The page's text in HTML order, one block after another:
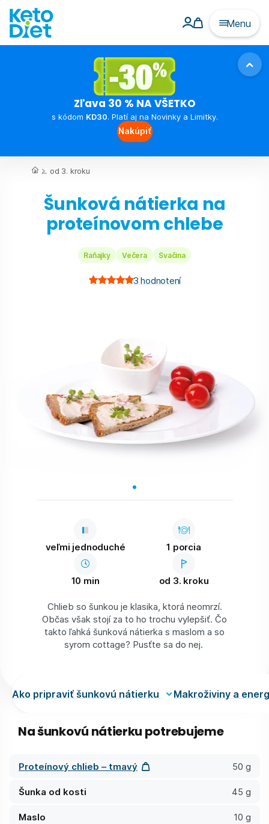
Menu
Zľava 30 % NA VŠETKO
s kódom KD30. Platí aj na Novinky a Limitky.
Nakúpiť
... od 3. kroku
Šunková nátierka na
proteínovom chlebe
3 hodnotení
Raňajky Večera Svačina
veľmi jednoduché 1 porcia
10 min od 3. kroku
Chlieb so šunkou je klasika, ktorá neomrzí.
Občas však stojí za to ho trochu vylepšiť. Čo
takto ľahká šunková nátierka s maslom a so
syrom cottage? Pusťte sa do nej.
Ako pripraviť šunkovú nátierku Makroživiny a
Na šunkovú nátierku potrebujeme
Proteínový chlieb – tmavý 50 g
Šunka od kosti 45 g
Maslo 10 g